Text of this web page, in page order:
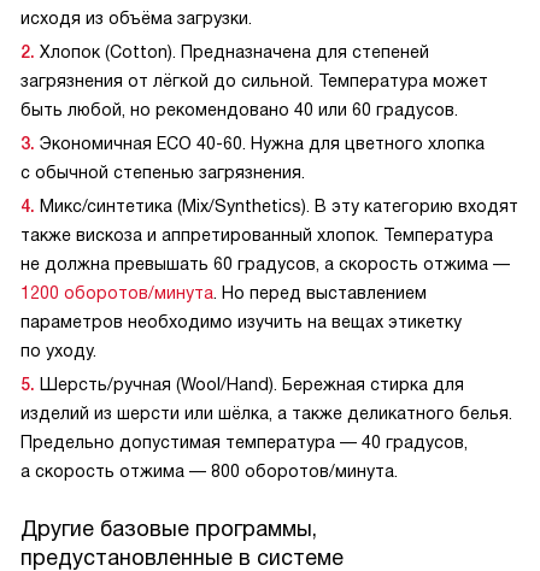
исходя из объёма загрузки.
Хлопок (Cotton). Предназначена для степеней
загрязнения от лёгкой до сильной. Температура может
быть любой, но рекомендовано 40 или 60 градусов.
Экономичная ECO 40-60. Нужна для цветного хлопка
с обычной степенью загрязнения.
Микс/синтетика (Mix/Synthetics). В эту категорию входят
также вискоза и аппретированный хлопок. Температура
не должна превышать 60 градусов, а скорость отжима —
1200 оборотов/минута . Но перед выставлением
параметров необходимо изучить на вещах этикетку
по уходу.
Шерсть/ручная (Wool/Hand). Бережная стирка для
изделий из шерсти или шёлка, а также деликатного белья.
Предельно допустимая температура — 40 градусов,
а скорость отжима — 800 оборотов/минута.
Другие базовые программы,
предустановленные в системе